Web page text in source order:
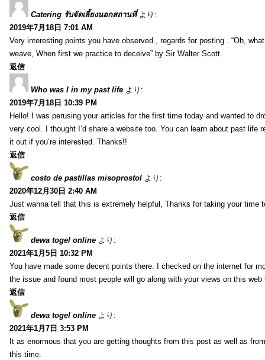
Catering รับจัดเลี้ยงนอกสถานที่ より:
2019年7月18日 7:01 AM
Very interesting points you have observed , regards for posting . “Oh,
weave, When first we practice to deceive” by Sir Walter Scott.
返信
Who was I in my past life より:
2019年7月18日 10:39 PM
Hello! I was perusing your articles for the first time today and wanted to
very cool. I thought I’d share a website too. You can learn about past life
it out if you’re interested. Thanks!!
返信
costo de pastillas misoprostol より:
2020年12月30日 2:40 AM
Just wanna tell that this is extremely helpful, Thanks for taking your time
返信
dewa togel online より:
2021年1月5日 10:32 PM
You have made some decent points there. I checked on the internet for
the issue and found most people will go along with your views on this web
返信
dewa togel online より:
2021年1月7日 3:53 PM
It as enormous that you are getting thoughts from this post as well as
this time.